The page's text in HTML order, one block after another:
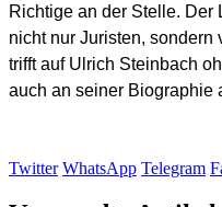
Richtige an der Stelle. Der
nicht nur Juristen,
trifft auf Ulrich Steinbach
auch an seiner Biographie
Twitter WhatsApp Telegram